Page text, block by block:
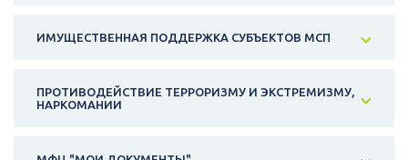
ИМУЩЕСТВЕННАЯ ПОДДЕРЖКА СУБЪЕКТОВ МСП
ПРОТИВОДЕЙСТВИЕ ТЕРРОРИЗМУ И ЭКСТРЕМИЗМУ,
НАРКОМАНИИ